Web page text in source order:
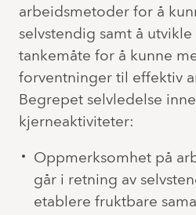
arbeidsmetoder for å
selvstendig samt å
tankemåte for å kunne
forventninger til effektiv
Begrepet selvledelse
kjerneaktiviteter:
Oppmerksomhet på
går i retning av
etablere fruktbare